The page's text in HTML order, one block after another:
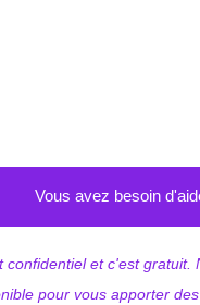
Vous avez besoin
confidentiel et c'est gratuit.
pour vous apporter